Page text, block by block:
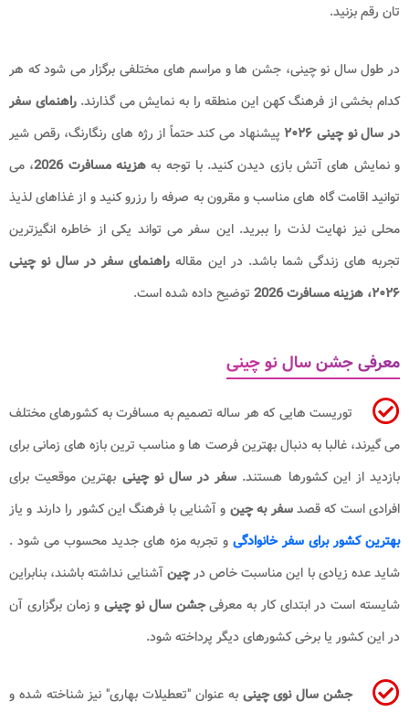
تان رقم بزنید.
در طول سال نو چینی، جشن ها و مراسم های مختلفی برگزار می شود که هر
کدام بخشی از فرهنگ کهن این منطقه را به نمایش می گذارند.راهنمای سفر
در سال نو چینی ۲۰۲۶​
پیشنهاد می کند حتماً از رژه های رنگارنگ، رقص شیر
و نمایش های آتش بازی دیدن کنید. با توجه بههزینه مسافرت 2026
، می
توانید اقامت گاه های مناسب و مقرون به صرفه را رزرو کنید و از غذاهای لذیذ
محلی نیز نهایت لذت را ببرید. این سفر می تواند یکی از خاطره انگیزترین
تجربه های زندگی شما باشد. در این مقاله راهنمای سفر در سال نو چینی
۲۰۲۶، هزینه مسافرت 2026
توضیح داده شده است.
معرفی جشن سال نو چینی
توریست هایی که هر ساله تصمیم به مسافرت به کشورهای مختلف
می گیرند، غالبا به دنبال بهترین فرصت ها و مناسب ترین بازه های زمانی برای
بازدید از این کشورها هستند. سفر در سال نو چینی بهترین موقعیت برای
افرادی است که قصدسفر به چین و آشنایی با فرهنگ این کشور را دارند و یاز
بهترین کشور برای سفر خانوادگیو تجربه مزه های جدید محسوب می شود .
شاید عده زیادی با این مناسبت خاص درچینآشنایی نداشته باشند، بنابراین
شایسته است در ابتدای کار به معرفیجشن سال نو چینیو زمان برگزاری آن
در این کشور یا برخی کشورهای دیگر پرداخته شود.
جشن سال نوی چینی به عنوان "تعطیلات بهاری" نیز شناخته شده و